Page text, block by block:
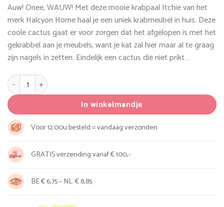
Auw! Onee, WAUW! Met deze mooie krabpaal Itchie van het
merk Halcyon Home haal je een uniek krabmeubel in huis. Deze
coole cactus gaat er voor zorgen dat het afgelopen is met het
gekrabbel aan je meubels, want je kat zal hier maar al te graag
zijn nagels in zetten. Eindelijk een cactus die niet prikt…
Halcyon Home krabpaal Itchie aantal
In winkelmandje
Voor 12:00u besteld = vandaag verzonden
GRATIS verzending vanaf € 100,-
BE € 6,75 – NL: € 8,85